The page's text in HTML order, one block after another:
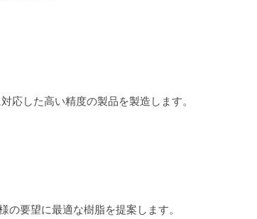
応した高い精度の製品を製造します。
要望に最適な樹脂を提案します。